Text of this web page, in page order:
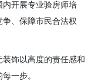
内开展专业验房师培
、保障市民合法权
饰以高度的责任感和
一步。